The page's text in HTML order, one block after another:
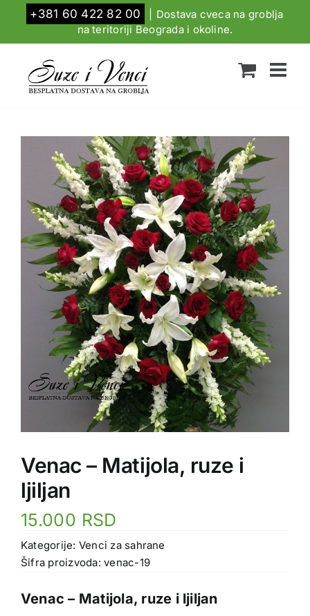
content
+381 60 422 82 00
Dostava cveca na groblja
na teritoriji Beograda i okoline.
Venac – Matijola, ruze i
ljiljan
15.000 RSD
Kategorije: Venci za sahrane
Šifra proizvoda:venac-19
Venac – Matijola, ruze i ljiljan